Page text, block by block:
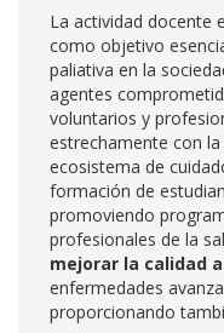
La actividad docente
como objetivo
paliativa en la
agentes
voluntarios y
estrechamente con
ecosistema de
formación de
promoviendo
profesionales de la
mejorar la calidad
enfermedades
proporcionando